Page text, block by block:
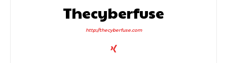
Thecyberfuse
http://thecyberfuse.com